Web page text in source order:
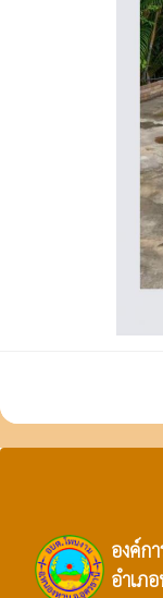
องค์ก
อำเภ